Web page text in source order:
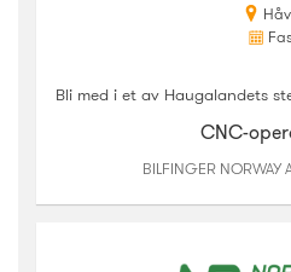
Bli med i et av Haugalandets
CNC-
BILFINGER NORWAY